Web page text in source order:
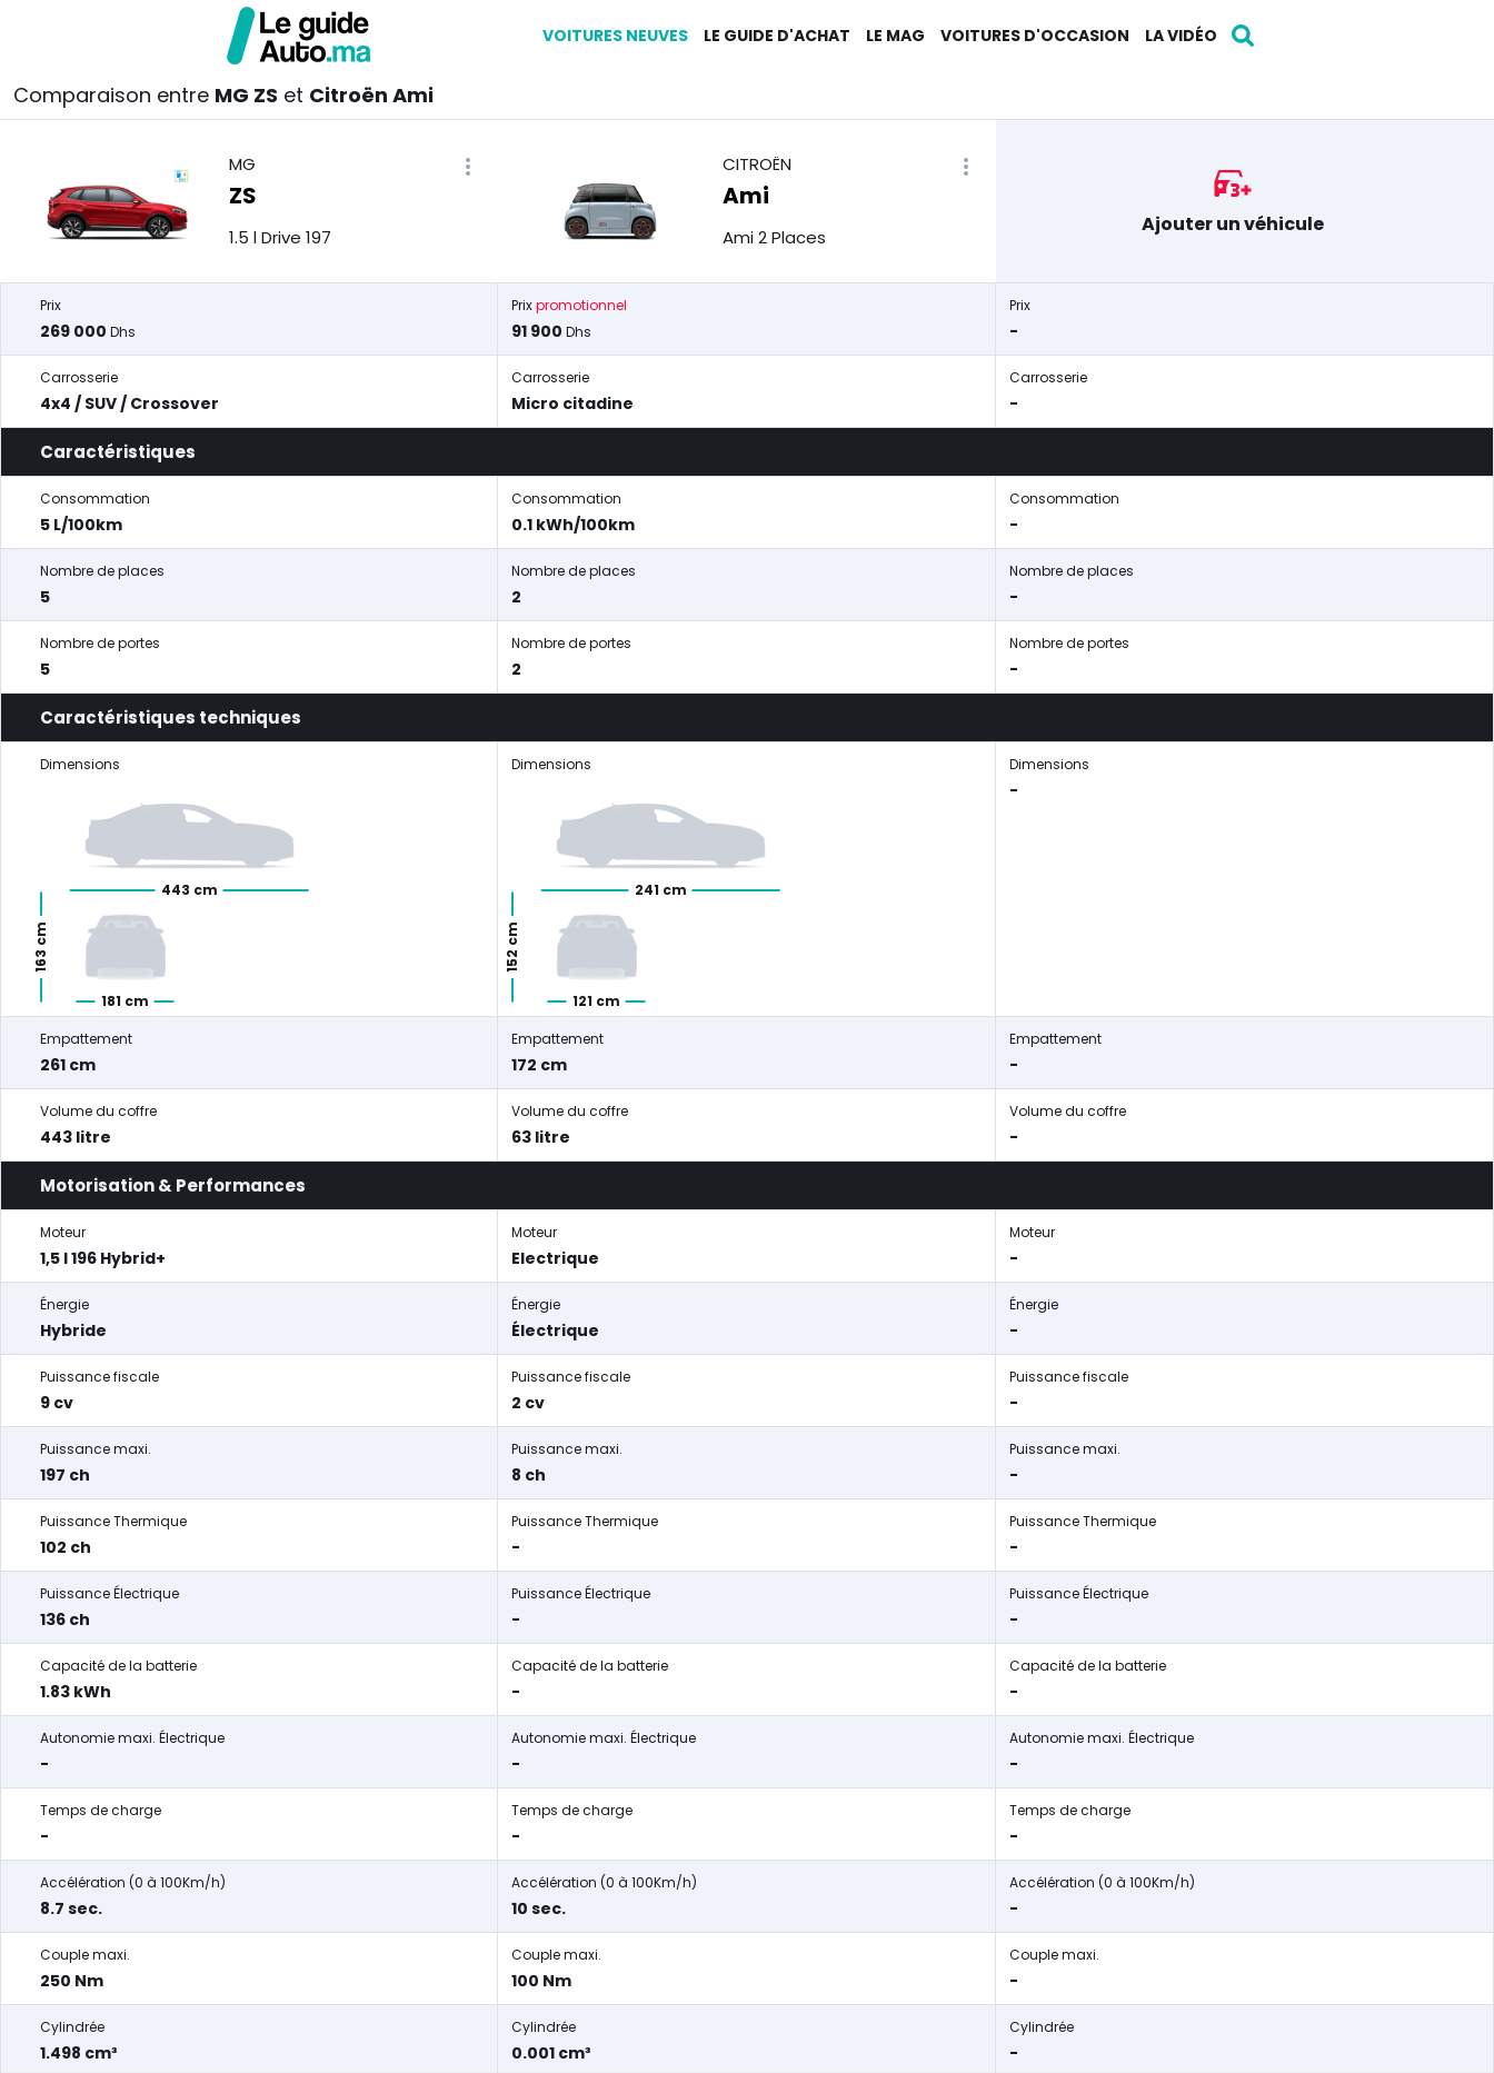
VOITURES NEUVES LE GUIDE D'ACHAT LE MAG VOITURES D'OCCASION LA VIDÉO
Comparaison entre MG ZS et Citroën Ami
MG
ZS
1.5 l Drive 197
CITROËN
Ami
Ami 2 Places
Ajouter un véhicule
Prix
269 000 Dhs
Prixpromotionnel
91 900 Dhs
Prix
-
Carrosserie
4x4 / SUV / Crossover
Carrosserie
Micro citadine
Carrosserie
-
Caractéristiques
Consommation
5 L/100km
Consommation
0.1 kWh/100km
Consommation
-
Nombre de places
5
Nombre de places
2
Nombre de places
-
Nombre de portes
5
Nombre de portes
2
Nombre de portes
-
Caractéristiques techniques
Dimensions
443 cm
181 cm
163 cm
Dimensions
241 cm
121 cm
152 cm
Dimensions
-
Empattement
261 cm
Empattement
172 cm
Empattement
-
Volume du coffre
443 litre
Volume du coffre
63 litre
Volume du coffre
-
Motorisation & Performances
Moteur
1,5 l 196 Hybrid+
Moteur
Electrique
Moteur
-
Énergie
Hybride
Énergie
Électrique
Énergie
-
Puissance fiscale
9 cv
Puissance fiscale
2 cv
Puissance fiscale
-
Puissance maxi.
197 ch
Puissance maxi.
8 ch
Puissance maxi.
-
Puissance Thermique
102 ch
Puissance Thermique
-
Puissance Thermique
-
Puissance Électrique
136 ch
Puissance Électrique
-
Puissance Électrique
-
Capacité de la batterie
1.83 kWh
Capacité de la batterie
-
Capacité de la batterie
-
Autonomie maxi. Électrique
-
Autonomie maxi. Électrique
-
Autonomie maxi. Électrique
-
Temps de charge
-
Temps de charge
-
Temps de charge
-
Accélération (0 à 100Km/h)
8.7 sec.
Accélération (0 à 100Km/h)
10 sec.
Accélération (0 à 100Km/h)
-
Couple maxi.
250 Nm
Couple maxi.
100 Nm
Couple maxi.
-
Cylindrée
1.498 cm³
Cylindrée
0.001 cm³
Cylindrée
-